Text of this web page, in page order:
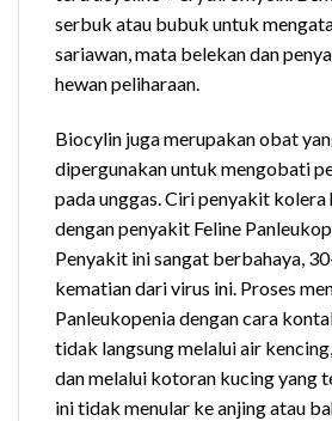
serbuk atau bubuk untuk
sariawan, mata belekan dan
hewan peliharaan.
Biocylin juga merupakan obat
dipergunakan untuk mengobati
pada unggas. Ciri penyakit kolera
dengan penyakit Feline
Penyakit ini sangat berbahaya,
kematian dari virus ini. Proses
Panleukopenia dengan cara
tidak langsung melalui air
dan melalui kotoran kucing yang
ini tidak menular ke anjing atau